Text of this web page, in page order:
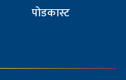
पोडकास्ट